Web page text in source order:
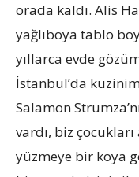
orada kaldı. Alis
yağlıboya tablo
yıllarca evde
İstanbul’da
Salamon
vardı, biz
yüzmeye bir koya